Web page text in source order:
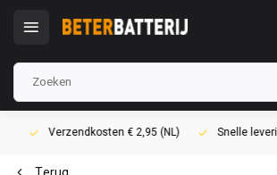
Verzendkosten € 2,95 (NL) Snelle levering